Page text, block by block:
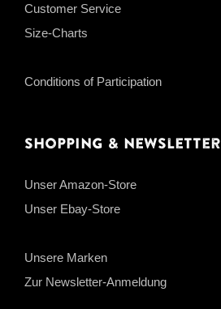
Customer Service
Size-Charts
Conditions of Participation
Shopping & Newsletter
Unser Amazon-Store
Unser Ebay-Store
Unsere Marken
Zur Newsletter-Anmeldung